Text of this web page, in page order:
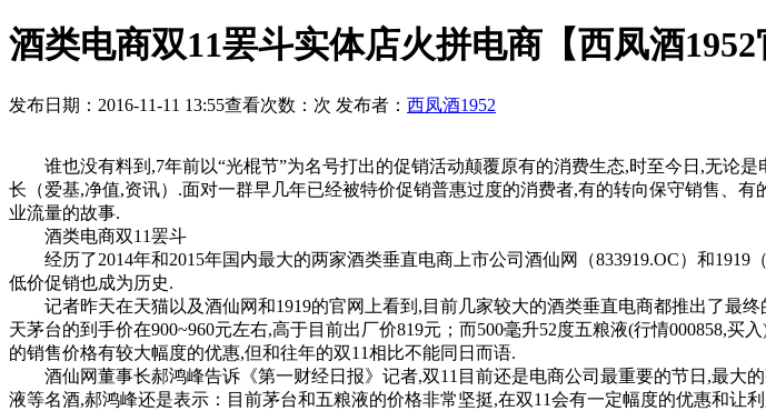
酒类电商双11罢斗实体店火拼电商【西凤酒1952
发布日期：2016-11-11 13:55查看次数： 次 发布者： 西凤酒1952
谁也没有料到,7年前以“光棍节”为名号打出的促销活动颠覆原有的消费生态,时至今日,无论
长（爱基,净值,资讯）.面对一群早几年已经被特价促销普惠过度的消费者,有的转向保守销售、
业流量的故事.
酒类电商双11罢斗
经历了2014年和2015年国内最大的两家酒类垂直电商上市公司酒仙网（833919.OC）和1919
低价促销也成为历史.
记者昨天在天猫以及酒仙网和1919的官网上看到,目前几家较大的酒类垂直电商都推出了最
天茅台的到手价在900~960元左右,高于目前出厂价819元；而500毫升52度五粮液(行情000858,
的销售价格有较大幅度的优惠,但和往年的双11相比不能同日而语.
酒仙网董事长郝鸿峰告诉《第一财经日报》记者,双11目前还是电商公司最重要的节日,最大
液等名酒,郝鸿峰还是表示：目前茅台和五粮液的价格非常坚挺,在双11会有一定幅度的优惠和让